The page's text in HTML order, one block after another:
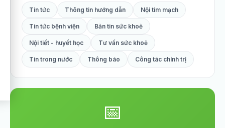
Tin tức Thông tin hướng dẫn Nội tim mạch
Tin tức bệnh viện Bản tin sức khoẻ
Nội tiết - huyết học Tư vấn sức khoẻ
Tin trong nước Thông báo Công tác chính trị
📅